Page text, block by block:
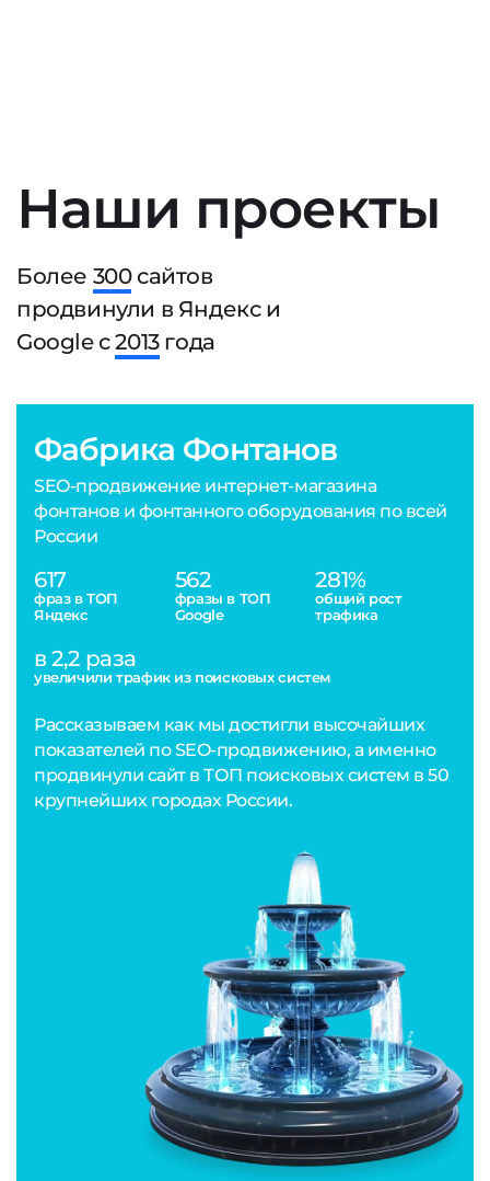
Наши проекты
Более 300сайтов
продвинули в Яндекс и
Google с2013года
Фабрика Фонтанов
SEO-продвижение интернет-магазина
фонтанов и фонтанного оборудования по всей
России
617
фраз в ТОП
Яндекс
562
фразы в ТОП
Google
281%
общий рост
трафика
в 2,2 раза
увеличили трафик из поисковых систем
Рассказываем как мы достигли высочайших
показателей по SEO-продвижению, а именно
продвинули сайт в ТОП поисковых систем в 50
крупнейших городах России.